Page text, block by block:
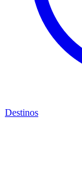
Destinos